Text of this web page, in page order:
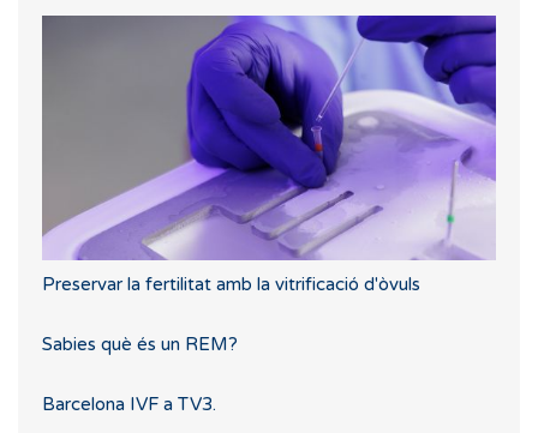
Preservar la fertilitat amb la vitrificació d'òvuls
Sabies què és un REM?
Barcelona IVF a TV3.